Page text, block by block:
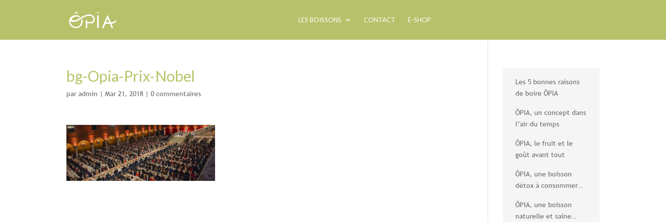
LES BOISSONS CONTACT E-SHOP
bg-Opia-Prix-Nobel
paradmin |Mar 21, 2018 |0 commentaires
Les 5 bonnes raisons
de boire ÔPIA
ÔPIA, un concept dans
l’air du temps
ÔPIA, le fruit et le
goût avant tout
ÔPIA, une boisson
détox à consommer
ÔPIA, une boisson
naturelle et saine